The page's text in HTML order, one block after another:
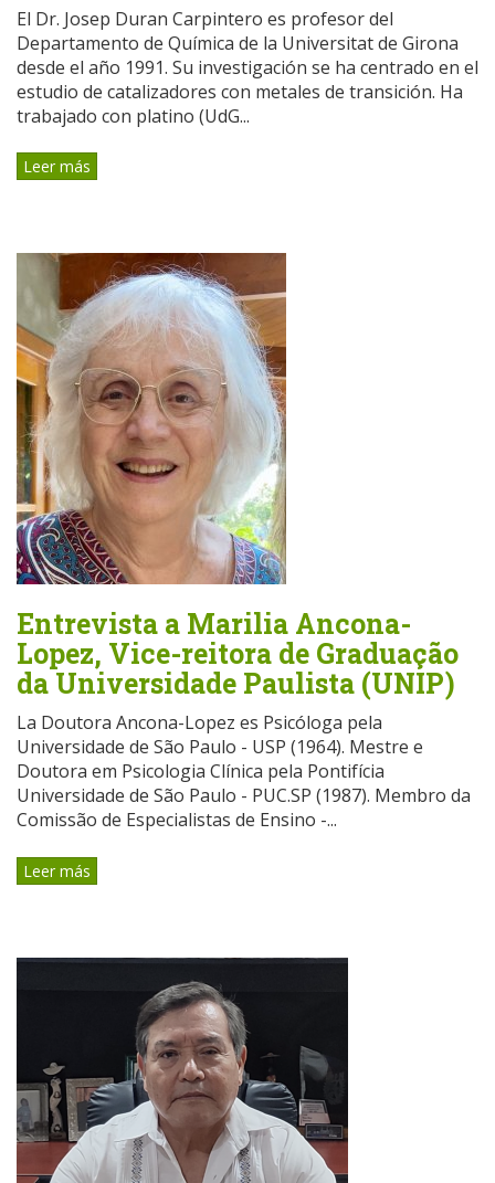
El Dr. Josep Duran Carpintero es profesor del
Departamento de Química de la Universitat de Girona
desde el año 1991. Su investigación se ha centrado en el
estudio de catalizadores con metales de transición. Ha
trabajado con platino (UdG...
Leer más
Entrevista a Marilia Ancona-
Lopez, Vice-reitora de Graduação
da Universidade Paulista (UNIP)
La Doutora Ancona-Lopez es Psicóloga pela
Universidade de São Paulo - USP (1964). Mestre e
Doutora em Psicologia Clínica pela Pontifícia
Universidade de São Paulo - PUC.SP (1987). Membro da
Comissão de Especialistas de Ensino -...
Leer más